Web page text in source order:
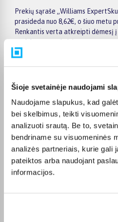
Šioje svetainėje naudojami
Naudojame slapukus, kad
bei skelbimus, teikti
analizuoti srautą. Be to,
bendriname su visuomeninės
analizės partneriais, kurie gali
pateiktos arba naudojant
informacijos.
Prekių sąraše „Williams
prasideda nuo 8,62€, o šiuo metu
Renkantis verta atkreipti dėmesį
pasiūlymus, techninius
sąlygas, kad būtų lengviau
susiaurinti asortimentą ir greičiau
Peržiūrėkite „Williams
BIGBOX.LT, palyginkite prekes ir
Pasirinktą prekę pristatysime per
terminą.
Kokie Williams Expert
kategorijoje esantys